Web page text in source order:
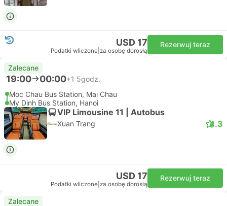
USD 17
Podatki wliczone za osobę dorosłą
Rezerwuj teraz
Zalecane
19:00 00:00+1 5godz.
Moc Chau Bus Station, Mai Chau
My Dinh Bus Station, Hanoi
VIP Limousine 11 | Autobus
Xuan Trang 4.3
USD 17
Podatki wliczone za osobę dorosłą
Rezerwuj teraz
Zalecane